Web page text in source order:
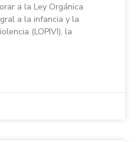
a la Ley Orgánica
a la infancia y la
(LOPIVI), la